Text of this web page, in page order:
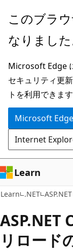
メ
ン
ン
テ
ン
ツ
に
ス
キ
ッ
プ
このブラ
なりました
Microsoft Edge
セキュリティ更
トを利用できます
Microsoft
Internet
Learn
Learn .NET
ASP.NET
リロード